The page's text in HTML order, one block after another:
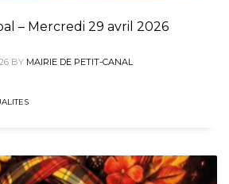
– Mercredi 29 avril 2026
BY MAIRIE DE PETIT-CANAL